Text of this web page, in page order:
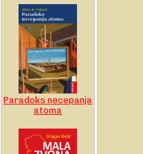
Paradoks necepanja
atoma